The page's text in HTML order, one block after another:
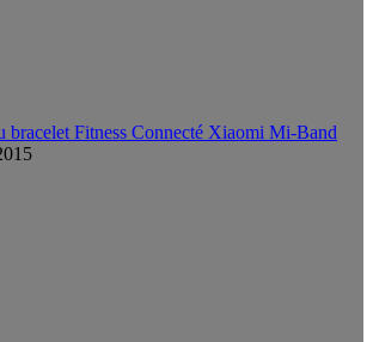
bracelet Fitness Connecté Xiaomi Mi-Band